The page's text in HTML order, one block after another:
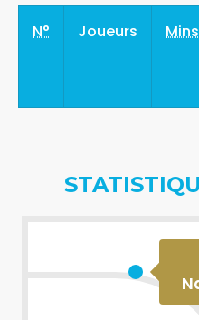
N° Joueurs Mins